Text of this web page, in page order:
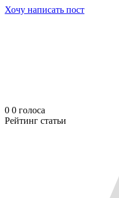
Хочу написать пост
0 0 голоса
Рейтинг статьи